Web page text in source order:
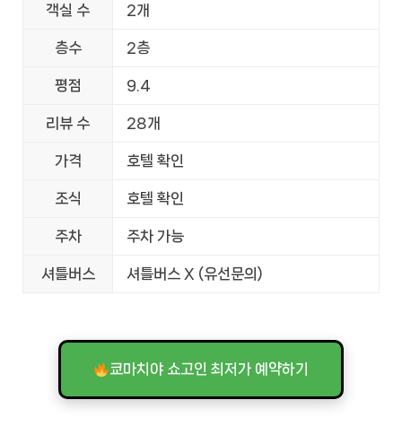
객실 수 2개
층수 2층
평점 9.4
리뷰 수 28개
가격 호텔 확인
조식 호텔 확인
주차 주차 가능
셔틀버스 셔틀버스 X (유선문의)
쿄마치야 쇼고인 최저가 예약하기